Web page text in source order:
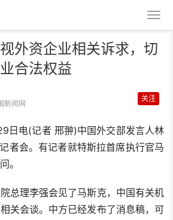
外资企业相关诉求，切
合法权益
新闻网
关注
电(记者 邢翀)中国外交部发言人林
者会。有记者就特斯拉首席执行官马
。
理李强会见了马斯克，中国有关机
关会谈。中方已经发布了消息稿，可
资企业相关诉
企业合法